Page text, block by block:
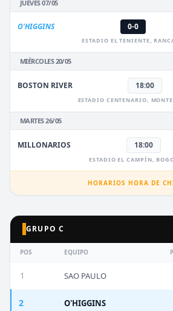
JUEVES 07/05
O'HIGGINS 0-0
ESTADIO EL TENIENTE,
MIÉRCOLES 20/05
BOSTON RIVER 18:00
ESTADIO CENTENARIO,
MARTES 26/05
MILLONARIOS 18:00
ESTADIO EL CAMPÍN,
HORARIOS HORA DE
GRUPO C
POS EQUIPO
1 SAO PAULO
2 O'HIGGINS